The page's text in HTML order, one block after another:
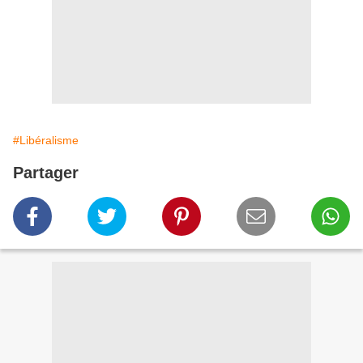
#Libéralisme
Partager